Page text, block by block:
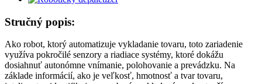
Stručný popis:
Ako robot, ktorý automatizuje vykladanie tovaru, toto zariadenie
využíva pokročilé senzory a riadiace systémy, ktoré dokážu
dosiahnuť autonómne vnímanie, polohovanie a prevádzku. Na
základe informácií, ako je veľkosť, hmotnosť a tvar tovaru,